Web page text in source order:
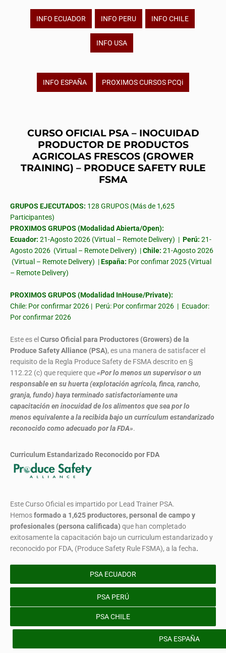
INFO ECUADOR INFO PERU INFO CHILE
INFO USA
INFO ESPAÑA PROXIMOS CURSOS PCQi
CURSO OFICIAL PSA – INOCUIDAD
PRODUCTOR DE PRODUCTOS
AGRICOLAS FRESCOS (GROWER
TRAINING) – PRODUCE SAFETY RULE
FSMA
GRUPOS EJECUTADOS: 128 GRUPOS (Más de 1,625
Participantes)
PROXIMOS GRUPOS (Modalidad Abierta/Open):
Ecuador: 21-Agosto 2026 (Virtual – Remote Delivery) | Perú: 21-
Agosto 2026 (Virtual – Remote Delivery) |Chile: 21-Agosto 2026
(Virtual – Remote Delivery) |España: Por confimar 2025 (Virtual
– Remote Delivery)
PROXIMOS GRUPOS (Modalidad InHouse/Private):
Chile: Por confirmar 2026 | Perú: Por confirmar 2026 | Ecuador:
Por confirmar 2026
Este es el Curso Oficial para Productores (Growers) de la
Produce Safety Alliance (PSA), es una manera de satisfacer el
requisito de la Regla Produce Safety de FSMA descrito en §
112.22 (c) que requiere que«Por lo menos un supervisor o un
responsable en su huerta (explotación agrícola, finca, rancho,
granja, fundo) haya terminado satisfactoriamente una
capacitación en inocuidad de los alimentos que sea por lo
menos equivalente a la recibida bajo un currículum estandarizado
reconocido como adecuado por la FDA».
Curriculum Estandarizado Reconocido por FDA
Este Curso Oficial es impartido por Lead Trainer PSA.
Hemosformadoa 1,625 productores, personal de campo y
profesionales (persona calificada) que han completado
exitosamente la capacitación bajo un curriculum estandarizado y
reconocido por FDA, (Produce Safety Rule FSMA), a la fecha.
PSA ECUADOR
PSA PERÚ
PSA CHILE
PSA ESPAÑA